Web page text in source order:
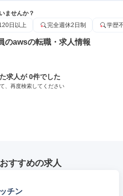
ませんか？
日以上 完全週休2日制 学歴
のawsの転職・求人情報
求人が 0件でした
、再度検索してください
すすめの求人
チン